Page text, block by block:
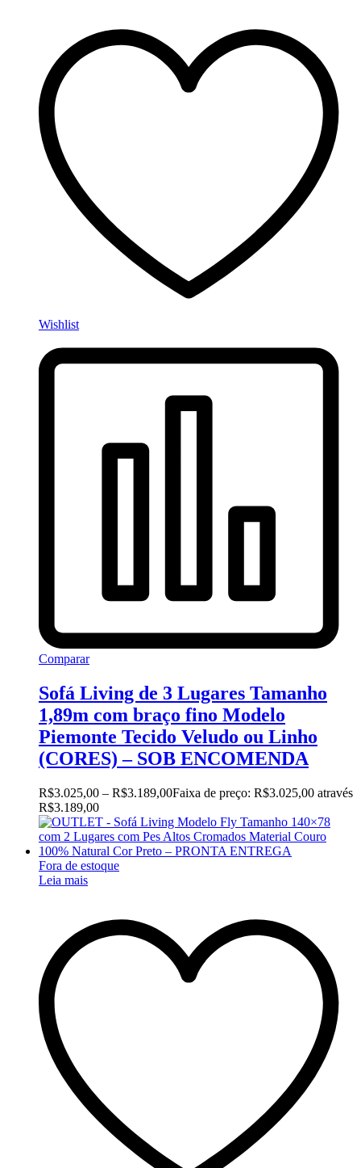
Wishlist
Comparar
Sofá Living de 3 Lugares Tamanho
1,89m com braço fino Modelo
Piemonte Tecido Veludo ou Linho
(CORES) – SOB ENCOMENDA
R$3.025,00 – R$3.189,00Faixa de preço: R$3.025,00 através
R$3.189,00
Fora de estoque
Leia mais